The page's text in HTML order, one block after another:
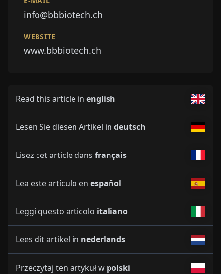
info@bbbiotech.ch
WEBSITE
www.bbbiotech.ch
Read this article in english
Lesen Sie diesen Artikel in deutsch
Lisez cet article dans français
Lea este artículo en español
Leggi questo articolo italiano
Lees dit artikel in nederlands
Przeczytaj ten artykuł w polski